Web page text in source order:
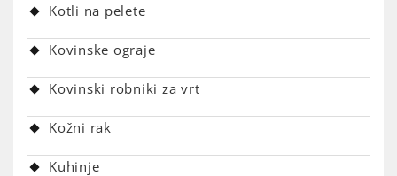
Kotli na pelete
Kovinske ograje
Kovinski robniki za vrt
Kožni rak
Kuhinje